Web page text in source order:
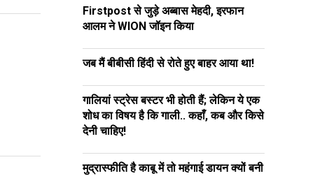
Firstpost से जुड़े अब्बास मेहदी, इरफान
आलम ने WION जॉइन किया
जब मैं बीबीसी हिंदी से रोते हुए बाहर आया था!
गालियां स्ट्रेस बस्टर भी होती हैं; लेकिन ये एक
शोध का विषय है कि गाली.. कहाँ, कब और किसे
देनी चाहिए!
मुद्रास्फीति है काबू में तो महंगाई डायन क्यों बनी